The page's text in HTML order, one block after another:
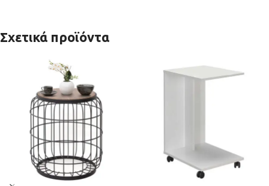
Σχετικά προϊόντα